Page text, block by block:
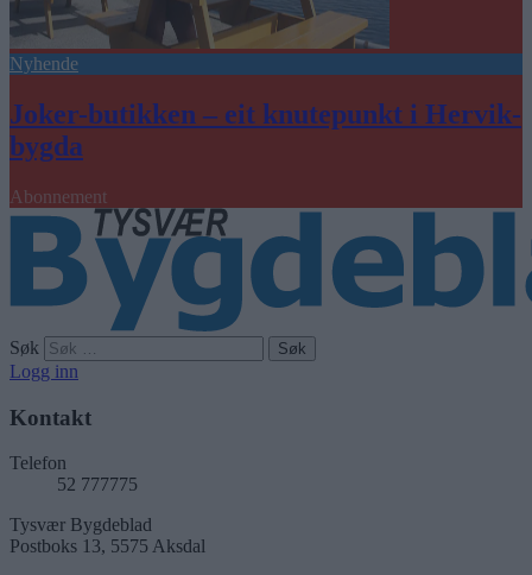
Nyhende
Joker-butikken – eit knutepunkt i Hervik-
bygda
Abonnement
Søk
Logg inn
Kontakt
Telefon
52 777775
Tysvær Bygdeblad
Postboks 13, 5575 Aksdal